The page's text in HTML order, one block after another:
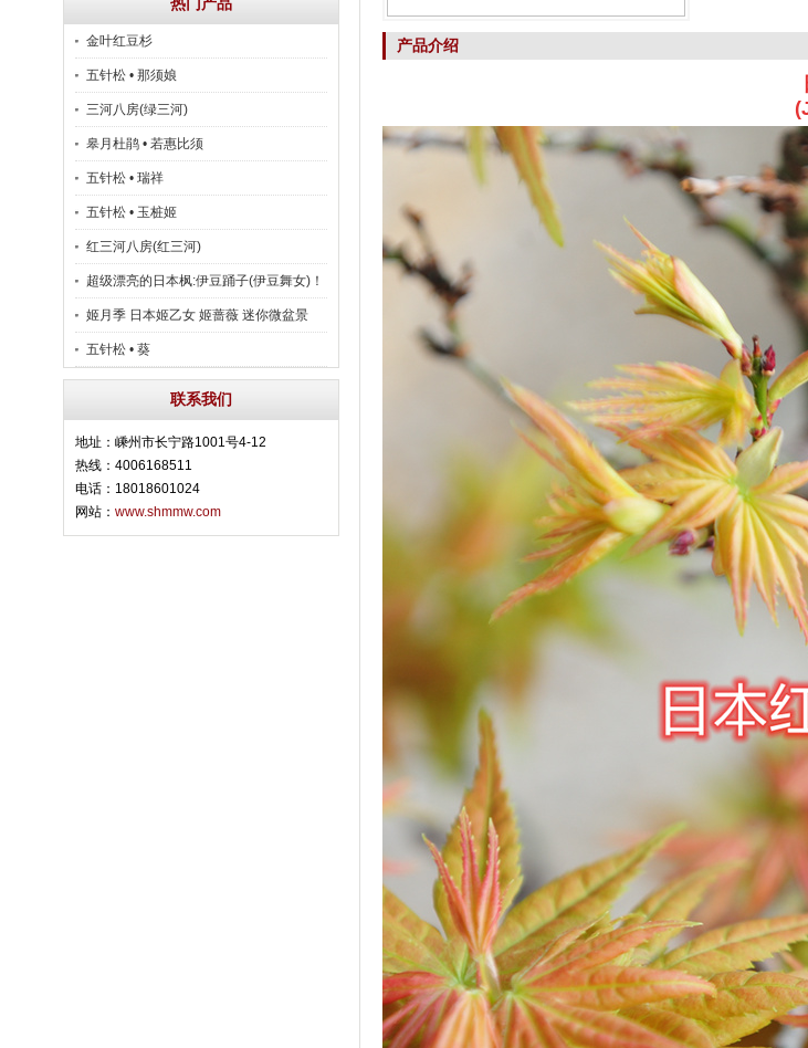
热门产品
金叶红豆杉
五针松 • 那须娘
三河八房(绿三河)
皋月杜鹃 • 若惠比须
五针松 • 瑞祥
五针松 • 玉桩姬
红三河八房(红三河)
超级漂亮的日本枫:伊豆踊子(伊豆舞女)！
姬月季 日本姬乙女 姬蔷薇 迷你微盆景
五针松 • 葵
联系我们
地址：嵊州市长宁路1001号4-12
热线：4006168511
电话：18018601024
网站： www.shmmw.com
产品介绍